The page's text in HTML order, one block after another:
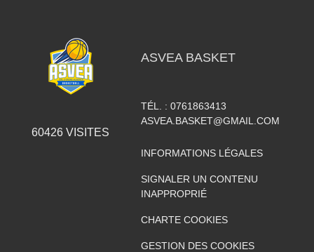
60426VISITES
ASVEA BASKET
TÉL. : 0761863413
ASVEA.BASKET@GMAIL.COM
INFORMATIONS LÉGALES
SIGNALER UN CONTENU
INAPPROPRIÉ
CHARTE COOKIES
GESTION DES COOKIES